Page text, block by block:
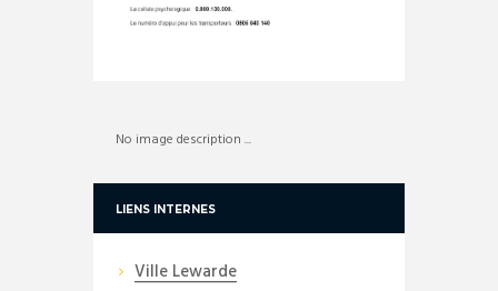
No image description ...
LIENS INTERNES
Ville Lewarde